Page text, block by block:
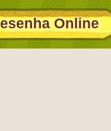
Online